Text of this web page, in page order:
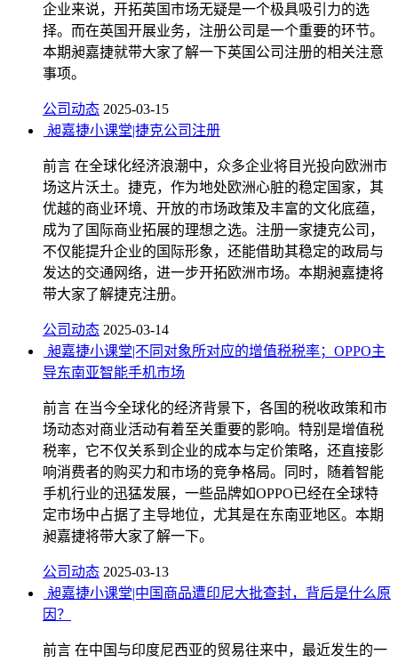
企业来说，开拓英国市场无疑是一个极具吸引力的选
择。而在英国开展业务，注册公司是一个重要的环节。
本期昶嘉捷就带大家了解一下英国公司注册的相关注意
事项。
公司动态 2025-03-15
昶嘉捷小课堂|捷克公司注册
前言 在全球化经济浪潮中，众多企业将目光投向欧洲市
场这片沃土。捷克，作为地处欧洲心脏的稳定国家，其
优越的商业环境、开放的市场政策及丰富的文化底蕴，
成为了国际商业拓展的理想之选。注册一家捷克公司，
不仅能提升企业的国际形象，还能借助其稳定的政局与
发达的交通网络，进一步开拓欧洲市场。本期昶嘉捷将
带大家了解捷克注册。
公司动态 2025-03-14
昶嘉捷小课堂|不同对象所对应的增值税税率；OPPO主
导东南亚智能手机市场
前言 在当今全球化的经济背景下，各国的税收政策和市
场动态对商业活动有着至关重要的影响。特别是增值税
税率，它不仅关系到企业的成本与定价策略，还直接影
响消费者的购买力和市场的竞争格局。同时，随着智能
手机行业的迅猛发展，一些品牌如OPPO已经在全球特
定市场中占据了主导地位，尤其是在东南亚地区。本期
昶嘉捷将带大家了解一下。
公司动态 2025-03-13
昶嘉捷小课堂|中国商品遭印尼大批查封，背后是什么原
因？
前言 在中国与印度尼西亚的贸易往来中，最近发生的一